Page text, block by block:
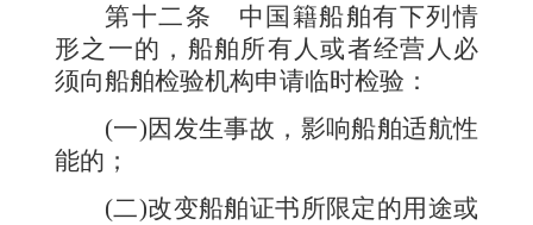
第十二条 中国籍船舶有下列情
形之一的，船舶所有人或者经营人必
须向船舶检验机构申请临时检验：
(一)因发生事故，影响船舶适航性
能的；
(二)改变船舶证书所限定的用途或